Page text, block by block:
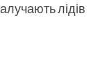
лідів